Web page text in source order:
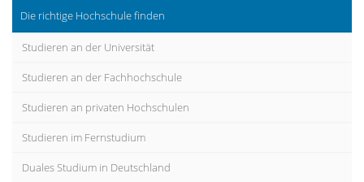
Die richtige Hochschule finden
Studieren an der Universität
Studieren an der Fachhochschule
Studieren an privaten Hochschulen
Studieren im Fernstudium
Duales Studium in Deutschland